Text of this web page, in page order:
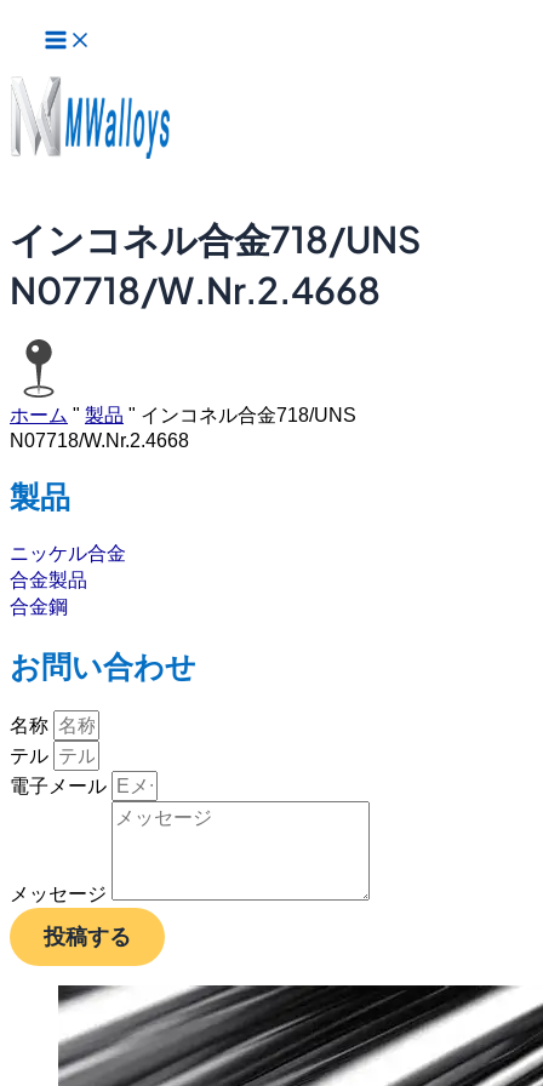
ス
キ
ッ
イ
ン
メ
ニ
ュ
ー
インコネル合金718/UNS
N07718/W.Nr.2.4668
ホーム " 製品 " インコネル合金718/UNS
N07718/W.Nr.2.4668
製品
ニッケル合金
合金製品
合金鋼
お問い合わせ
名称
テル
電子メール
メッセージ
投稿する